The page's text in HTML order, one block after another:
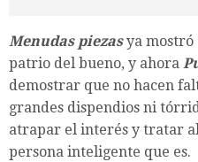
Menudas piezasya mostró
patrio del bueno, y ahora
demostrar que no hacen
grandes dispendios ni
atrapar el interés y tratar
persona inteligente que es.